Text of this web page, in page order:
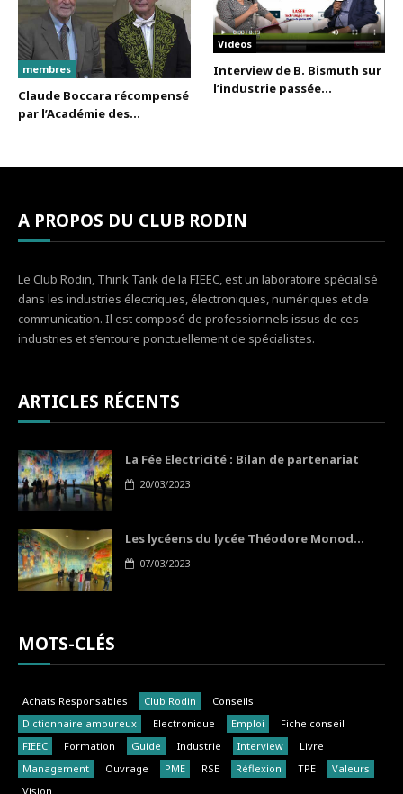
membres
Claude Boccara récompensé
par l’Académie des...
Vidéos
Interview de B. Bismuth sur
l’industrie passée...
A PROPOS DU CLUB RODIN
Le Club Rodin, Think Tank de la FIEEC, est un laboratoire spécialisé
dans les industries électriques, électroniques, numériques et de
communication. Il est composé de professionnels issus de ces
industries et s’entoure ponctuellement de spécialistes.
ARTICLES RÉCENTS
La Fée Electricité : Bilan de partenariat
20/03/2023
Les lycéens du lycée Théodore Monod...
07/03/2023
MOTS-CLÉS
Achats Responsables Club Rodin
Conseils
Dictionnaire amoureux
Electronique Emploi
Fiche conseil
FIEEC
Formation Guide Industrie Interview
Livre
Management
Ouvrage PME RSE Réflexion TPE
Valeurs
Vision